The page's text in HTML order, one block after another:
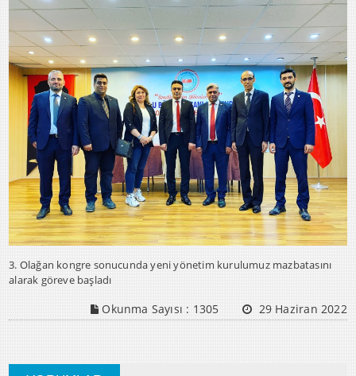
3. Olağan kongre sonucunda yeni yönetim kurulumuz mazbatasını
alarak göreve başladı
Okunma Sayısı : 1305 29 Haziran 2022